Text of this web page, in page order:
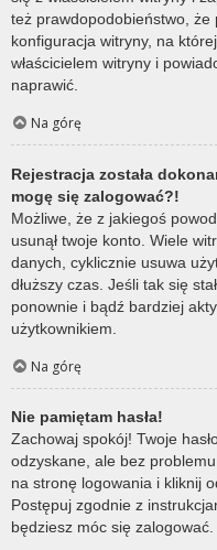
też prawdopodobieństwo, że
konfiguracja witryny, na
właścicielem witryny i
naprawić.
Na górę
Rejestracja została
mogę się zalogować?!
Możliwe, że z jakiegoś
usunął twoje konto. Wiele
danych, cyklicznie usuwa
dłuższy czas. Jeśli tak się
ponownie i bądź bardziej
użytkownikiem.
Na górę
Nie pamiętam hasła!
Zachowaj spokój! Twoje
odzyskane, ale bez
na stronę logowania i kliknij
Postępuj zgodnie z
będziesz móc się zalogować.